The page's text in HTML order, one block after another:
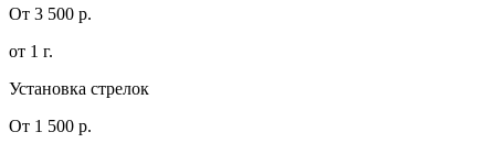
От 3 500 р.
от 1 г.
Установка стрелок
От 1 500 р.